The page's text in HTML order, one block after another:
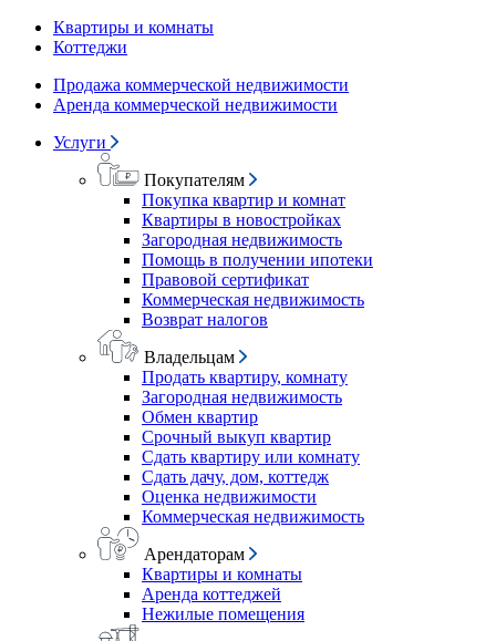
Квартиры и комнаты
Коттеджи
Продажа коммерческой недвижимости
Аренда коммерческой недвижимости
Услуги
Покупателям
Покупка квартир и комнат
Квартиры в новостройках
Загородная недвижимость
Помощь в получении ипотеки
Правовой сертификат
Коммерческая недвижимость
Возврат налогов
Владельцам
Продать квартиру, комнату
Загородная недвижимость
Обмен квартир
Срочный выкуп квартир
Сдать квартиру или комнату
Сдать дачу, дом, коттедж
Оценка недвижимости
Коммерческая недвижимость
Арендаторам
Квартиры и комнаты
Аренда коттеджей
Нежилые помещения